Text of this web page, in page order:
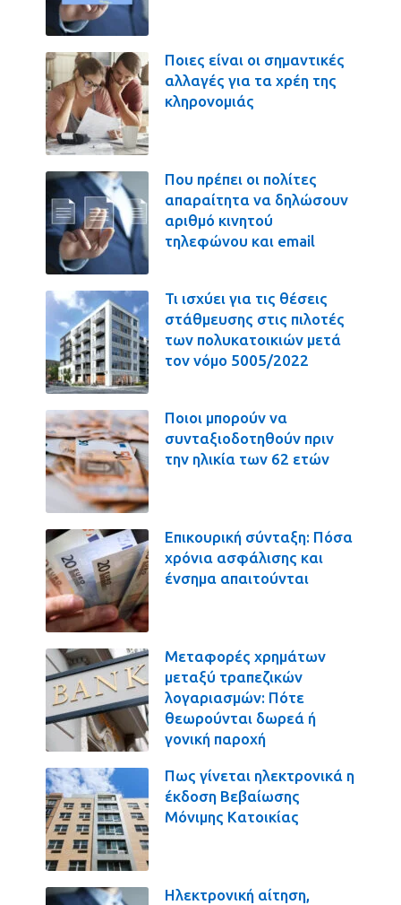
Ποιες είναι οι σημαντικές
αλλαγές για τα χρέη της
κληρονομιάς
Που πρέπει οι πολίτες
απαραίτητα να δηλώσουν
αριθμό κινητού
τηλεφώνου και email
Τι ισχύει για τις θέσεις
στάθμευσης στις πιλοτές
των πολυκατοικιών μετά
τον νόμο 5005/2022
Ποιοι μπορούν να
συνταξιοδοτηθούν πριν
την ηλικία των 62 ετών
Επικουρική σύνταξη: Πόσα
χρόνια ασφάλισης και
ένσημα απαιτούνται
Μεταφορές χρημάτων
μεταξύ τραπεζικών
λογαριασμών: Πότε
θεωρούνται δωρεά ή
γονική παροχή
Πως γίνεται ηλεκτρονικά η
έκδοση Βεβαίωσης
Μόνιμης Κατοικίας
Ηλεκτρονική αίτηση,